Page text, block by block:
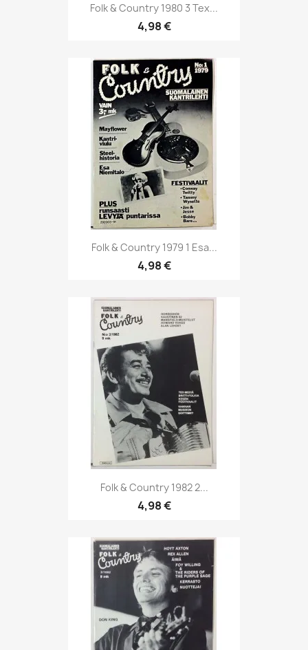
Folk & Country 1980 3 Tex...
4,98 €
Folk & Country 1979 1 Esa...
4,98 €
Folk & Country 1982 2...
4,98 €